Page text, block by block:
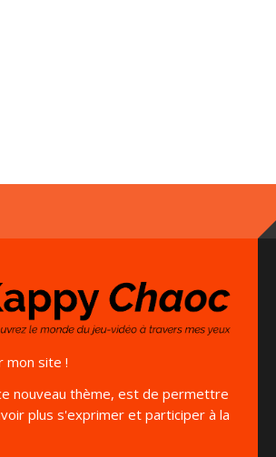
mon site !
nouveau thème, est de permettre
plus s'exprimer et participer à la